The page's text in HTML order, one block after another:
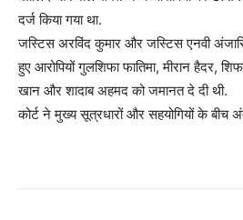
दर्ज किया गया था.
जस्टिस अरविंद कुमार और जस्टिस एनवी
हुए आरोपियों गुलशिफा फातिमा, मीरान हैदर,
खान और शादाब अहमद को जमानत दे दी थी.
कोर्ट ने मुख्य सूत्रधारों और सहयोगियों के बीच